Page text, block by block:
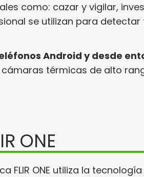
como: cazar y vigilar,
se utilizan para
Android y desde
térmicas de alto
ONE
FLIR ONE utiliza la